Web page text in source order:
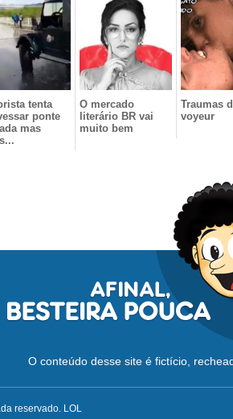
tenta
ponte
mas
O mercado
literário BR vai
muito bem
Traumas
voyeur
O conteúdo desse site é fictício,
reservado. LOL